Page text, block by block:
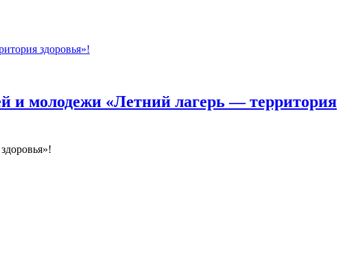
и молодежи «Летний лагерь — территория